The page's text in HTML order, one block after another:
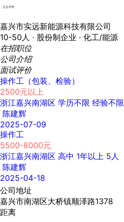
企业详情
嘉兴市实远新能源科技有限公司
10-50人 · 股份制企业 · 化工/能源
在招职位
公司介绍
面试评价
操作工（包装、检验）
2500元以上
浙江嘉兴南湖区 学历不限 经验不限
陈建辉
2025-07-09
操作工
5500-8000元
浙江嘉兴南湖区 高中 1年以上 5人
陈建辉
2025-04-18
公司地址
嘉兴市南湖区大桥镇顺泽路1378
距离